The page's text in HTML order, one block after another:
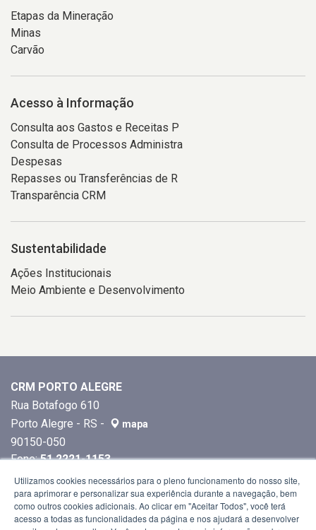
Etapas da Mineração
Minas
Carvão
Acesso à Informação
Consulta aos Gastos e Receitas P
Consulta de Processos Administra
Despesas
Repasses ou Transferências de R
Transparência CRM
Sustentabilidade
Ações Institucionais
Meio Ambiente e Desenvolvimento
CRM PORTO ALEGRE
Rua Botafogo 610
Porto Alegre - RS -
mapa
90150-050
Fone:51 2221-1153
Utilizamos cookies necessários para o pleno funcionamento do nosso site,
para aprimorar e personalizar sua experiência durante a navegação, bem
como outros cookies adicionais. Ao clicar em "Aceitar Todos", você terá
acesso a todas as funcionalidades da página e nos ajudará a desenvolver